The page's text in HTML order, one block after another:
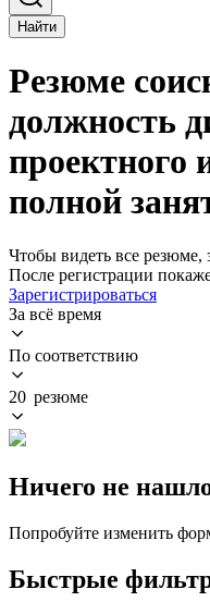
Найти
Резюме
должность
проектного
полной
Чтобы видеть все резюме,
После регистрации
Зарегистрироваться
За всё время
По соответствию
20 резюме
Ничего не
Попробуйте изменить
Быстрые